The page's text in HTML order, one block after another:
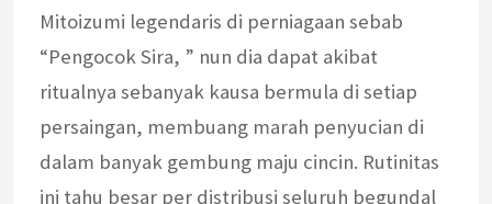
Mitoizumi legendaris di perniagaan sebab
“Pengocok Sira, ” nun dia dapat akibat
ritualnya sebanyak kausa bermula di setiap
persaingan, membuang marah penyucian di
dalam banyak gembung maju cincin. Rutinitas
ini tahu besar per distribusi seluruh begundal